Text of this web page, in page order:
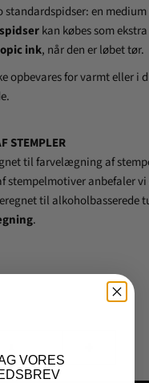
standardspidser: en
kan købes som
ink, når den er løbet tør.
opbevares for varmt eller i
STEMPLER
til farvelægning af
stempelmotiver anbefaler vi
til alkoholbasserede
.
VORES